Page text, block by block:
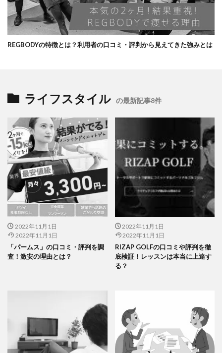
REGBODYの特徴とは？利用者の口コミ・評判から見えてきた強みとは
ライフスタイル の最新記事8件
2022年11月1日
2022年11月1日
「パームス」の口コミ・評判を調
査！激安の理由とは？
2022年11月1日
2022年11月1日
RIZAP GOLFの口コミや評判を徹
底検証！レッスンは本当に上達す
る？